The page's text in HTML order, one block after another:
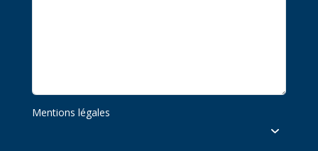
Mentions légales